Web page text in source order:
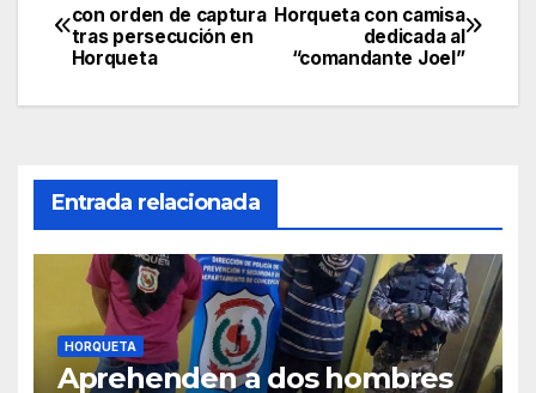
de
entradas
Horqueta con camisa
dedicada al
“comandante Joel”
con orden de captura
tras persecución en
Horqueta
Entrada relacionada
HORQUETA
Aprehenden a dos hombres